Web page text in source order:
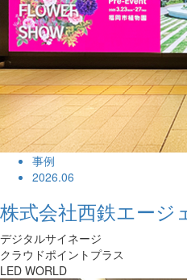
事例
2026.06
株式会社西鉄エージ
デジタルサイネージ
クラウドポイントプラス
LED WORLD